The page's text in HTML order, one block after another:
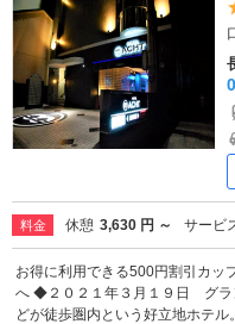
料金 休憩 3,630 円 ～ サービ
お得に利用できる500円割引カッ
へ ◆２０２１年３月１９日 グラ
どが徒歩圏内という好立地ホテ